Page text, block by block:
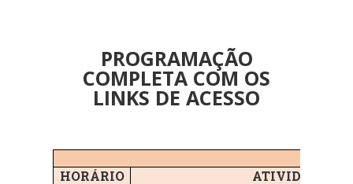
PROGRAMAÇÃO
COMPLETA COM OS
LINKS DE ACESSO
HORÁRIO
ATIVIDADES